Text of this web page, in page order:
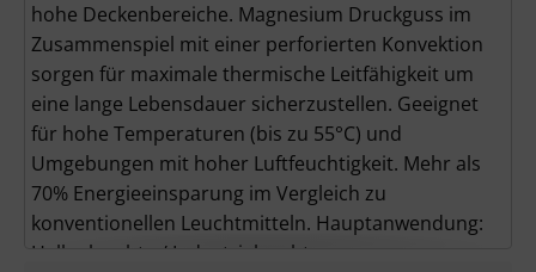
SPEZIALLAMPEN
ZUBEHÖR
hohe Deckenbereiche. Magnesium Druckguss im
Zusammenspiel mit einer perforierten Konvektion
sorgen für maximale thermische Leitfähigkeit um
eine lange Lebensdauer sicherzustellen. Geeignet
für hohe Temperaturen (bis zu 55°C) und
Umgebungen mit hoher Luftfeuchtigkeit. Mehr als
70% Energieeinsparung im Vergleich zu
konventionellen Leuchtmitteln. Hauptanwendung:
Hallenleuchte / Industrieleuchte